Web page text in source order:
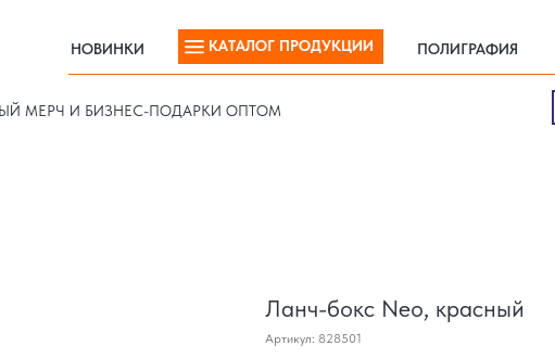
КАТАЛОГ ПРОДУКЦИИ
ПОЛИГРАФИЯ
НОВИНКИ КАТАЛОГ ПРОДУКЦИИ
МЕРЧ И БИЗНЕС-ПОДАРКИ ОПТОМ
Ланч-бокс Neo, красный
Артикул: 828501